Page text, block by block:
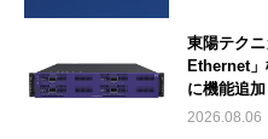
東陽テク
Ethernet
に機能追加
2026.08.06